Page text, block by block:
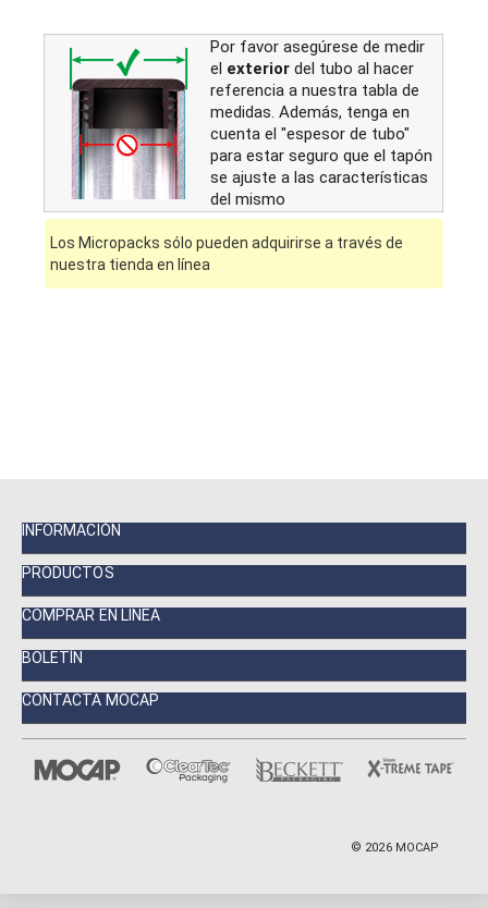
Por favor asegúrese de medir
el exterior del tubo al hacer
referencia a nuestra tabla de
medidas. Además, tenga en
cuenta el "espesor de tubo"
para estar seguro que el tapón
se ajuste a las características
del mismo
Los Micropacks sólo pueden adquirirse a través de
nuestra tienda en línea
INFORMACIÓN
PRODUCTOS
COMPRAR EN LINEA
BOLETÍN
CONTACTA MOCAP
© 2026 MOCAP